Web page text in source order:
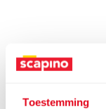
Toestemming